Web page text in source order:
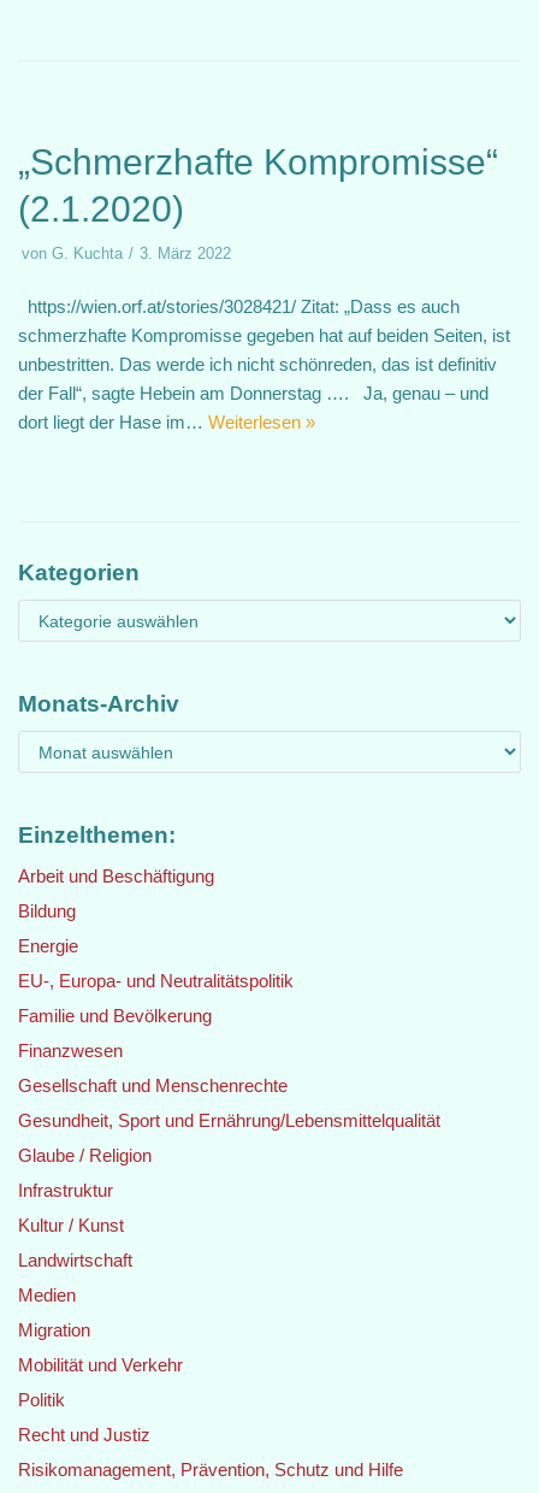
„Schmerzhafte Kompromisse“
(2.1.2020)
von G. Kuchta 3. März 2022
https://wien.orf.at/stories/3028421/ Zitat: „Dass es auch
schmerzhafte Kompromisse gegeben hat auf beiden Seiten, ist
unbestritten. Das werde ich nicht schönreden, das ist definitiv
der Fall“, sagte Hebein am Donnerstag …. Ja, genau – und
dort liegt der Hase im… Weiterlesen »
Kategorien
Monats-Archiv
Einzelthemen:
Arbeit und Beschäftigung
Bildung
Energie
EU-, Europa- und Neutralitätspolitik
Familie und Bevölkerung
Finanzwesen
Gesellschaft und Menschenrechte
Gesundheit, Sport und Ernährung/Lebensmittelqualität
Glaube / Religion
Infrastruktur
Kultur / Kunst
Landwirtschaft
Medien
Migration
Mobilität und Verkehr
Politik
Recht und Justiz
Risikomanagement, Prävention, Schutz und Hilfe